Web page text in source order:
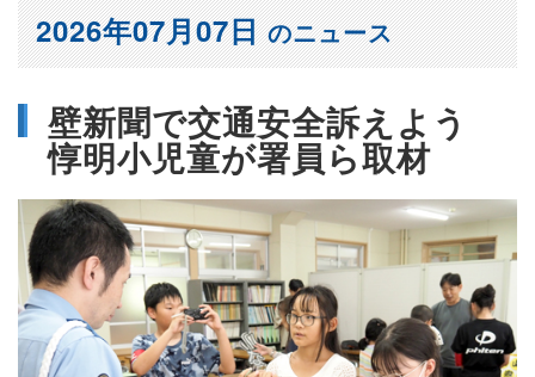
壁新聞で交通安全訴えよう
惇明小児童が署員ら取材
2026年07月07日のニュース